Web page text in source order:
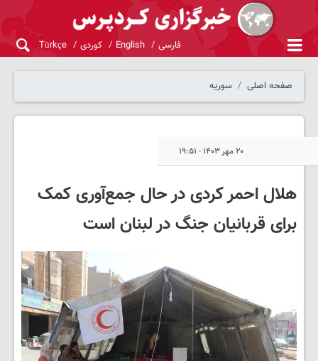
فارسی English کوردی Türkçe
صفحه اصلی سوریه
۲۰ مهر ۱۴۰۳ - ۱۹:۵۱
هلال احمر کردی در حال جمع‌آوری کمک
برای قربانیان جنگ در لبنان است